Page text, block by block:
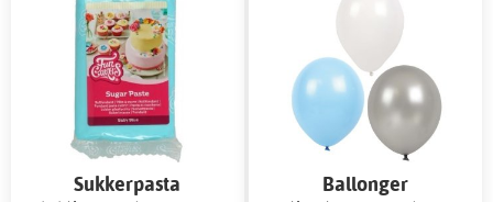
Sukkerpasta Ballonger